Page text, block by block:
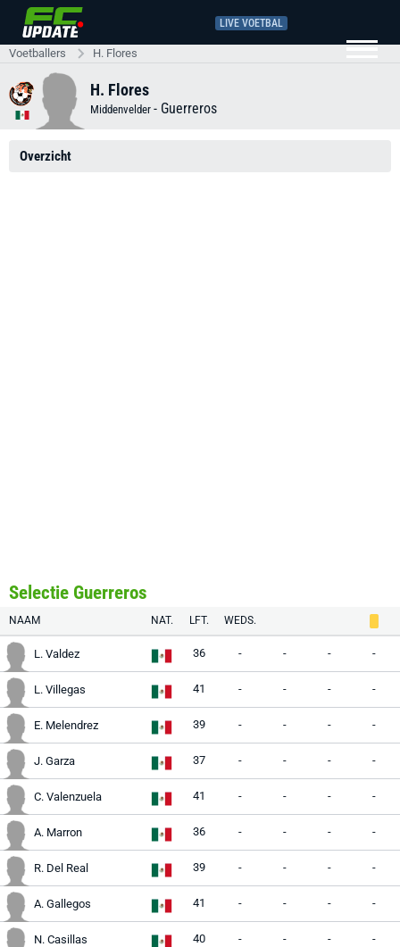
LIVE VOETBAL
Voetballers H. Flores
H. Flores
Middenvelder - Guerreros
Overzicht
Selectie Guerreros
NAAM NAT. LFT. WEDS.
L. Valdez 36 - - - -
L. Villegas 41 - - - -
E. Melendrez 39 - - - -
J. Garza 37 - - - -
C. Valenzuela 41 - - - -
A. Marron 36 - - - -
R. Del Real 39 - - - -
A. Gallegos 41 - - - -
N. Casillas 40 - - - -